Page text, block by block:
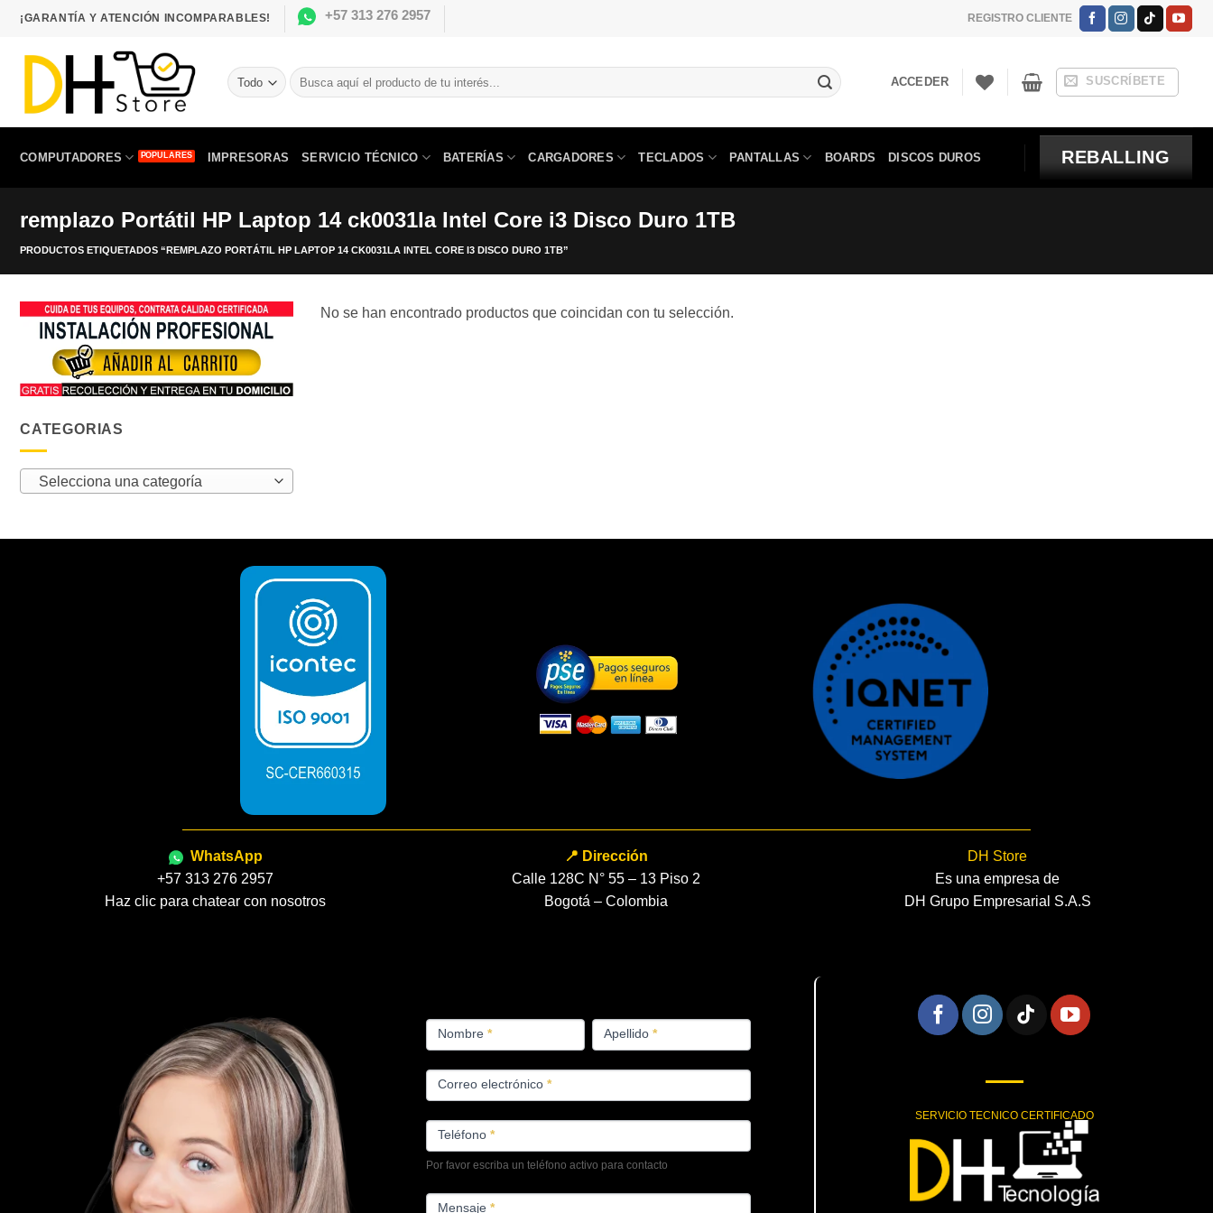
Saltar
contenido
¡GARANTÍA Y ATENCIÓN INCOMPARABLES! +57 313 276 2957 REGISTRO CLIENTE
Buscar
por:
ACCEDER SUSCRÍBETE
COMPUTADORES IMPRESORAS SERVICIO TÉCNICO BATERÍAS CARGADORES TECLADOS PANTALLAS BOARDS DISCOS DUROS REBALLING
remplazo Portátil HP Laptop 14 ck0031la Intel Core i3 Disco Duro 1TB
PRODUCTOS ETIQUETADOS “REMPLAZO PORTÁTIL HP LAPTOP 14 CK0031LA INTEL CORE I3 DISCO DURO 1TB”
CATEGORIAS
Selecciona una categoría
No se han encontrado productos que coincidan con tu selección.
WhatsApp
+57 313 276 2957
Haz clic para chatear con nosotros
📍 Dirección
Calle 128C N° 55 – 13 Piso 2
Bogotá – Colombia
DH Store
Es una empresa de
DH Grupo Empresarial S.A.S
PRODUCTOS
Nombre * Apellido *
Correo electrónico *
Teléfono *
Por favor escriba un teléfono activo para contacto
Mensaje *
SERVICIO TECNICO CERTIFICADO